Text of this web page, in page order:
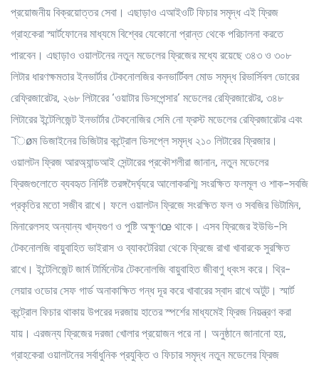
প্রয়োজনীয় বিক্রয়োত্তর সেবা। এছাড়াও এআইওটি ফিচার সমৃদ্ধ এই ফ্রিজ
গ্রাহকেরা স্মার্টফোনের মাধ্যমে বিশ্বের যেকোনো প্রান্ত থেকে পরিচালনা করতে
পারবেন। এছাড়াও ওয়ালটনের নতুন মডেলের ফ্রিজের মধ্যে রয়েছে ৩৪৩ ও ৩০৮
লিটার ধারণক্ষমতার ইনভার্টার টেকনোলজির কনভার্টিবল মোড সমৃদ্ধ রিভার্সিবল ডোরের
রেফ্রিজারেটর, ২৬৮ লিটারের ‘ওয়াটার ডিসপেন্সার’ মডেলের রেফ্রিজারেটর, ৩৪৮
লিটারের ইন্টেলিজেন্ট ইনভার্টার টেকনোজির সেমি নো ফ্রস্ট মডেলের রেফ্রিজারেটর এবং
¯িøম ডিজাইনের ডিজিটার কন্ট্রোল ডিসপ্লে সমৃদ্ধ ২১০ লিটারের ফ্রিজার।
ওয়ালটন ফ্রিজ আরঅ্যান্ডআই সেন্টারের প্রকৌশলীরা জানান, নতুন মডেলের
ফ্রিজগুলোতে ব্যবহৃত নির্দিষ্ট তরঙ্গদৈর্ঘ্যরে আলোকরশ্মি সংরক্ষিত ফলমূল ও শাক-সবজি
প্রকৃতির মতো সজীব রাখে। ফলে ওয়ালটন ফ্রিজে সংরক্ষিত ফল ও সবজির ভিটামিন,
মিনারেলসহ অন্যান্য খাদ্যগুণ ও পুষ্টি অক্ষুণœ থাকে। এসব ফ্রিজের ইউভি-সি
টেকনোলজি বায়ুবাহিত ভাইরাস ও ব্যাকটেরিয়া থেকে ফ্রিজে রাখা খাবারকে সুরক্ষিত
রাখে। ইন্টেলিজেন্ট জার্ম টার্মিনেটর টেকনোলজি বায়ুবাহিত জীবাণু ধ্বংস করে। থ্রি-
লেয়ার ওডোর সেফ গার্ড অনাকাক্ষিত গন্ধ দূর করে খাবারের স্বাদ রাখে অটুট। স্মার্ট
কন্ট্রোল ফিচার থাকায় উপরের দরজায় হাতের স্পর্শের মাধ্যমেই ফ্রিজ নিয়ন্ত্রণ করা
যায়। এরজন্য ফ্রিজের দরজা খোলার প্রয়োজন পরে না। অনুষ্ঠানে জানানো হয়,
গ্রাহকেরা ওয়ালটনের সর্বাধুনিক প্রযুক্তি ও ফিচার সমৃদ্ধ নতুন মডেলের ফ্রিজ